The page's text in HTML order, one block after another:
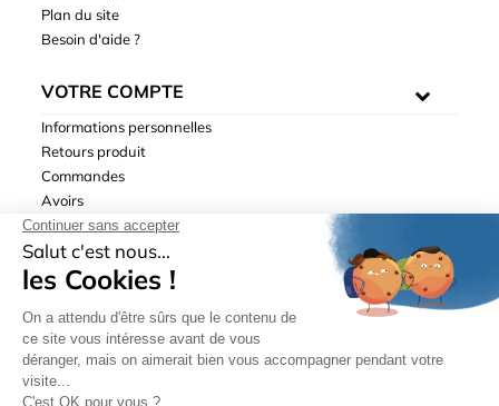
Plan du site
Besoin d'aide ?
VOTRE COMPTE
Informations personnelles
Retours produit
Commandes
Avoirs
Adresses
Bons de réduction